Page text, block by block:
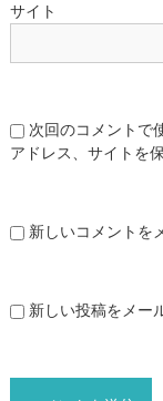
サイト
次回のコメントで
アドレス、サイトを保
新しいコメントを
新しい投稿をメー